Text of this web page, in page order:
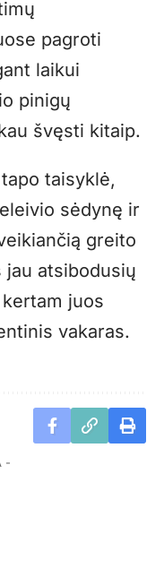
pagroti
laikui
pinigų
švęsti kitaip.
taisyklė,
sėdynę ir
greito
atsibodusių
juos
vakaras.
-